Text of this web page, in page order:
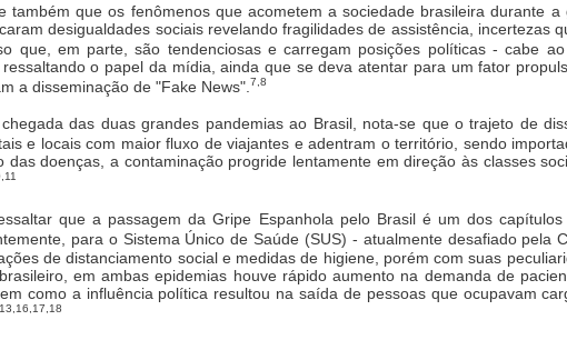
também que os fenômenos que acometem a sociedade brasileira durante
desigualdades sociais revelando fragilidades de assistência, incertezas
que, em parte, são tendenciosas e carregam posições políticas - cabe
o papel da mídia, ainda que se deva atentar para um fator
a disseminação de "Fake News". 7,8
das duas grandes pandemias ao Brasil, nota-se que o trajeto de
e locais com maior fluxo de viajantes e adentram o território, sendo
das doenças, a contaminação progride lentamente em direção às classes
que a passagem da Gripe Espanhola pelo Brasil é um dos
para o Sistema Único de Saúde (SUS) - atualmente desafiado pela
de distanciamento social e medidas de higiene, porém com suas
em ambas epidemias houve rápido aumento na demanda de
como a influência política resultou na saída de pessoas que ocupavam